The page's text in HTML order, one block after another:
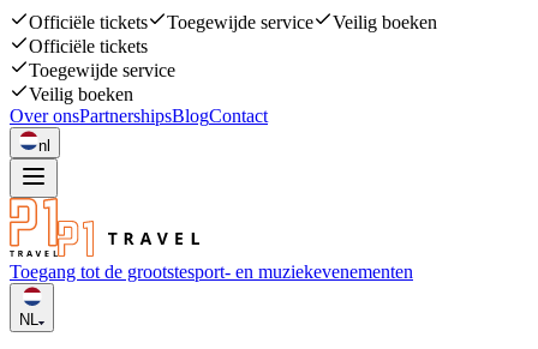
Officiële tickets Toegewijde service
Veilig boeken
Officiële tickets
Toegewijde service
Veilig boeken
Over onsPartnershipsBlogContact
nl
Toegang tot de grootstesport- en muziekevenementen
NL